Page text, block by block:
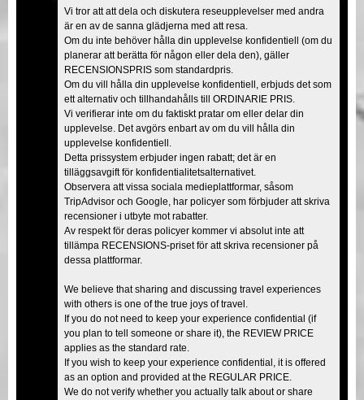
Vi tror att att dela och diskutera reseupplevelser med andra
är en av de sanna glädjerna med att resa.
Om du inte behöver hålla din upplevelse konfidentiell (om du
planerar att berätta för någon eller dela den), gäller
RECENSIONSPRIS som standardpris.
Om du vill hålla din upplevelse konfidentiell, erbjuds det som
ett alternativ och tillhandahålls till ORDINARIE PRIS.
Vi verifierar inte om du faktiskt pratar om eller delar din
upplevelse. Det avgörs enbart av om du vill hålla din
upplevelse konfidentiell.
Detta prissystem erbjuder ingen rabatt; det är en
tilläggsavgift för konfidentialitetsalternativet.
Observera att vissa sociala medieplattformar, såsom
TripAdvisor och Google, har policyer som förbjuder att skriva
recensioner i utbyte mot rabatter.
Av respekt för deras policyer kommer vi absolut inte att
tillämpa RECENSIONS-priset för att skriva recensioner på
dessa plattformar.
We believe that sharing and discussing travel experiences
with others is one of the true joys of travel.
If you do not need to keep your experience confidential (if
you plan to tell someone or share it), the REVIEW PRICE
applies as the standard rate.
If you wish to keep your experience confidential, it is offered
as an option and provided at the REGULAR PRICE.
We do not verify whether you actually talk about or share